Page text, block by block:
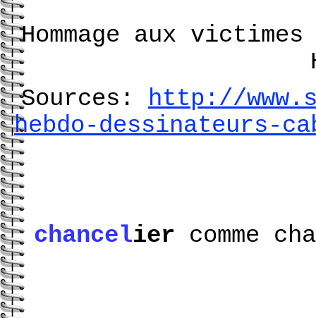
Hommage aux
Sources: http://
hebdo-dessinateurs-
chancelier comme